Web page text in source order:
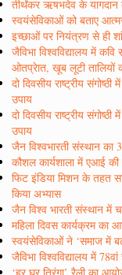
तीर्थंकर ऋषभदेव के
स्वयंसेविकाओं को बताए
इच्छाओं पर नियंत्रण से ही
जैविभा विश्वविद्यालय में
ओतप्रेात, खूब लूटी तालियों
दो दिवसीय राष्ट्रीय
उपाय
दो दिवसीय राष्ट्रीय
उपाय
जैन विश्वभारती संस्थान का
कौशल कार्यशाला में एआई
फिट इंडिया मिशन के तहत
किया अभ्यास
जैन विश्व भारती संस्थान में
महिला दिवस कार्यक्रम का
स्वयंसेविकाओं ने ‘समाज में
जैविभा विश्वविद्यालय में